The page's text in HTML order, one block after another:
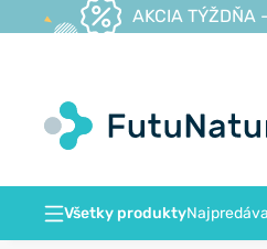
AKCIA
Všetky produkty